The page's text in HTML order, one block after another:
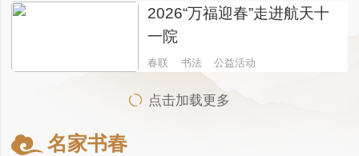
2026“万福迎春”走进航天十
一院
春联 书法 公益活动
点击加载更多
名家书春